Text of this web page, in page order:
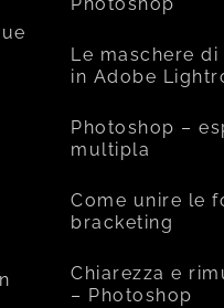
Photoshop
Le maschere di
in Adobe
Photoshop –
multipla
Come unire le
bracketing
Chiarezza e
– Photoshop